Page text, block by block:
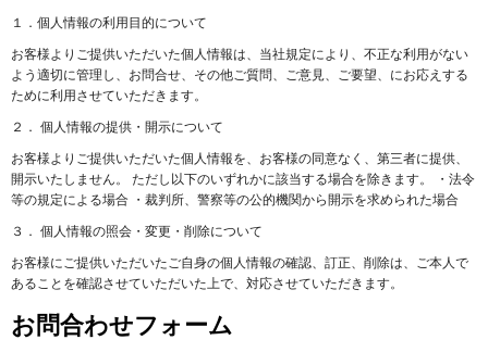
１．個人情報の利用目的について
お客様よりご提供いただいた個人情報は、当社規定により、不正な利用がない
よう適切に管理し、お問合せ、その他ご質問、ご意見、ご要望、にお応えする
ために利用させていただきます。
２． 個人情報の提供・開示について
お客様よりご提供いただいた個人情報を、お客様の同意なく、第三者に提供、
開示いたしません。 ただし以下のいずれかに該当する場合を除きます。
・法令
等の規定による場合 ・裁判所、警察等の公的機関から開示を求められた場合
３． 個人情報の照会・変更・削除について
お客様にご提供いただいたご自身の個人情報の確認、訂正、削除は、ご本人で
あることを確認させていただいた上で、対応させていただきます。
お問合わせフォーム